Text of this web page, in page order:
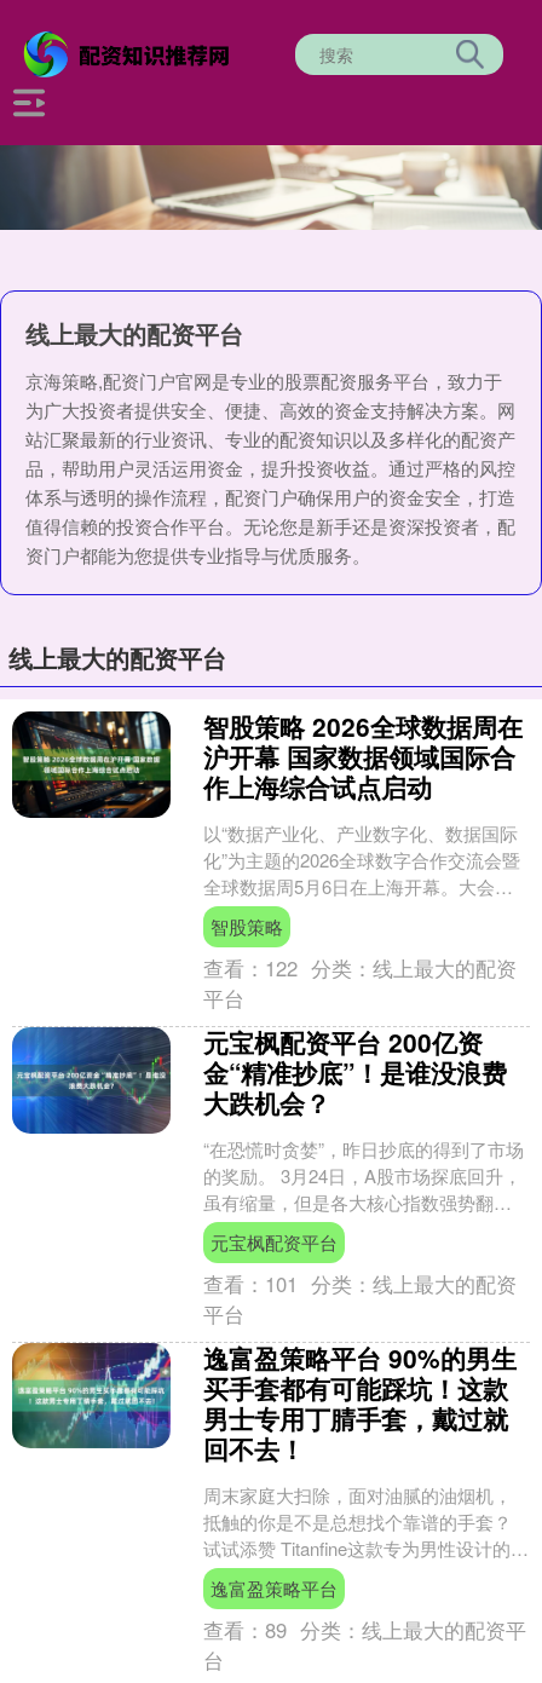
线上最大的配资平台
京海策略,配资门户官网是专业的股票配资服务平台，致力于
为广大投资者提供安全、便捷、高效的资金支持解决方案。网
站汇聚最新的行业资讯、专业的配资知识以及多样化的配资产
品，帮助用户灵活运用资金，提升投资收益。通过严格的风控
体系与透明的操作流程，配资门户确保用户的资金安全，打造
值得信赖的投资合作平台。无论您是新手还是资深投资者，配
资门户都能为您提供专业指导与优质服务。
线上最大的配资平台
智股策略 2026全球数据周在
沪开幕 国家数据领域国际合
作上海综合试点启动
以“数据产业化、产业数字化、数据国际
化”为主题的2026全球数字合作交流会暨
全球数据周5月6日在上海开幕。大会首
日，上海作为数据领域国际合作首批试
点，正式启动国....
智股策略
查看： 122 分类：线上最大的配资
平台
元宝枫配资平台 200亿资
金“精准抄底”！是谁没浪费
大跌机会？
“在恐慌时贪婪”，昨日抄底的得到了市场
的奖励。 3月24日，A股市场探底回升，
虽有缩量，但是各大核心指数强势翻
红，再现百股涨停。ETF维度，昨天亚太
市场遭遇“黑....
元宝枫配资平台
查看： 101 分类：线上最大的配资
平台
逸富盈策略平台 90%的男生
买手套都有可能踩坑！这款
男士专用丁腈手套，戴过就
回不去！
周末家庭大扫除，面对油腻的油烟机，
抵触的你是不是总想找个靠谱的手套？
试试添赞 Titanfine这款专为男性设计的多
用途丁腈手套，它不仅通过了国家食品
级安全认证....
逸富盈策略平台
查看：89 分类：线上最大的配资平
台